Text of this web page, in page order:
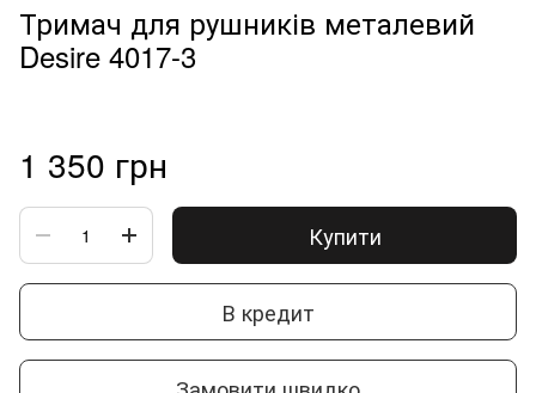
Тримач для рушників металевий
Desire 4017-3
1 350 грн
Купити
В кредит